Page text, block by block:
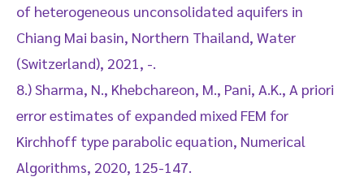
of heterogeneous unconsolidated aquifers in
Chiang Mai basin, Northern Thailand, Water
(Switzerland), 2021, -.
8.) Sharma, N., Khebchareon, M., Pani, A.K., A priori
error estimates of expanded mixed FEM for
Kirchhoff type parabolic equation, Numerical
Algorithms, 2020, 125-147.